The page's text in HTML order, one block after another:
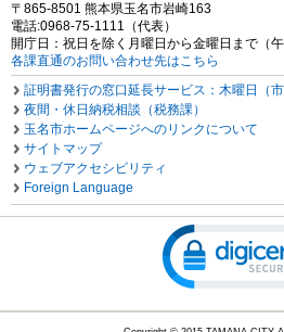
〒865-8501 熊本県玉名市岩崎163
電話:0968-75-1111（代表）
開庁日：祝日を除く月曜日から金曜日まで（
各課直通のお問い合わせ先はこちら
証明書発行の窓口延長サービス：木曜日（市
夜間・休日納税相談（税務課）
玉名市ホームページへのリンクについて
サイトマップ
ウェブアクセシビリティ
Foreign Language